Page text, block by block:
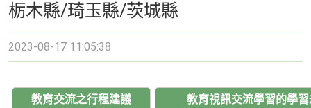
栃木縣/琦玉縣/茨城縣
2023-08-17 11:05:38
教育交流之行程建議 教育視訊交流學習的學